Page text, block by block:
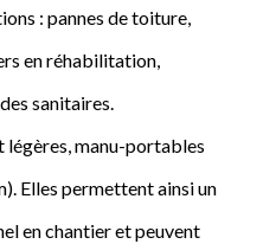
: pannes de toiture,
en réhabilitation,
sanitaires.
légères, manu-portables
Elles permettent ainsi un
en chantier et peuvent